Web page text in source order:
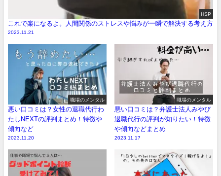
HSP
これで楽になるよ。人間関係のストレスや悩みが一瞬で解決する考え方
2023.11.21
職場のメンタル
悪い口コミは？女性の退職代行わ
たしNEXTの評判まとめ！特徴や
傾向など
2023.11.20
職場のメンタル
悪い口コミは？弁護士法人みやび
退職代行の評判が知りたい！特徴
や傾向などまとめ
2023.11.17